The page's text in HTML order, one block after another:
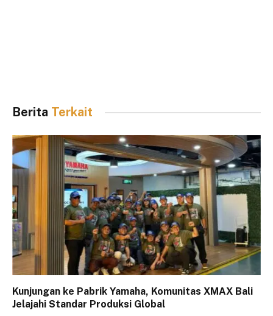
Berita Terkait
Kunjungan ke Pabrik Yamaha, Komunitas XMAX Bali
Jelajahi Standar Produksi Global